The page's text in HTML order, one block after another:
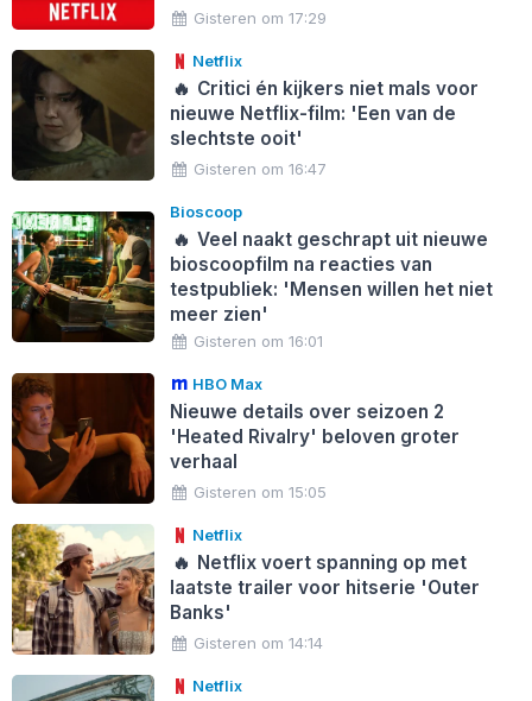
Gisteren om 17:29
Netflix
🔥 Critici én kijkers niet mals voor
nieuwe Netflix-film: 'Een van de
slechtste ooit'
Gisteren om 16:47
Bioscoop
🔥 Veel naakt geschrapt uit nieuwe
bioscoopfilm na reacties van
testpubliek: 'Mensen willen het niet
meer zien'
Gisteren om 16:01
HBO Max
Nieuwe details over seizoen 2
'Heated Rivalry' beloven groter
verhaal
Gisteren om 15:05
Netflix
🔥 Netflix voert spanning op met
laatste trailer voor hitserie 'Outer
Banks'
Gisteren om 14:14
Netflix